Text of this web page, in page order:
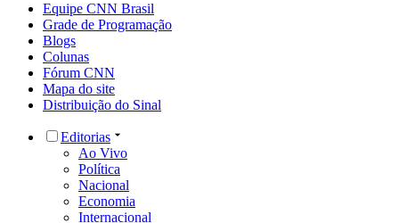
Equipe CNN Brasil
Grade de Programação
Blogs
Colunas
Fórum CNN
Mapa do site
Distribuição do Sinal
Editorias
Ao Vivo
Política
Nacional
Economia
Internacional